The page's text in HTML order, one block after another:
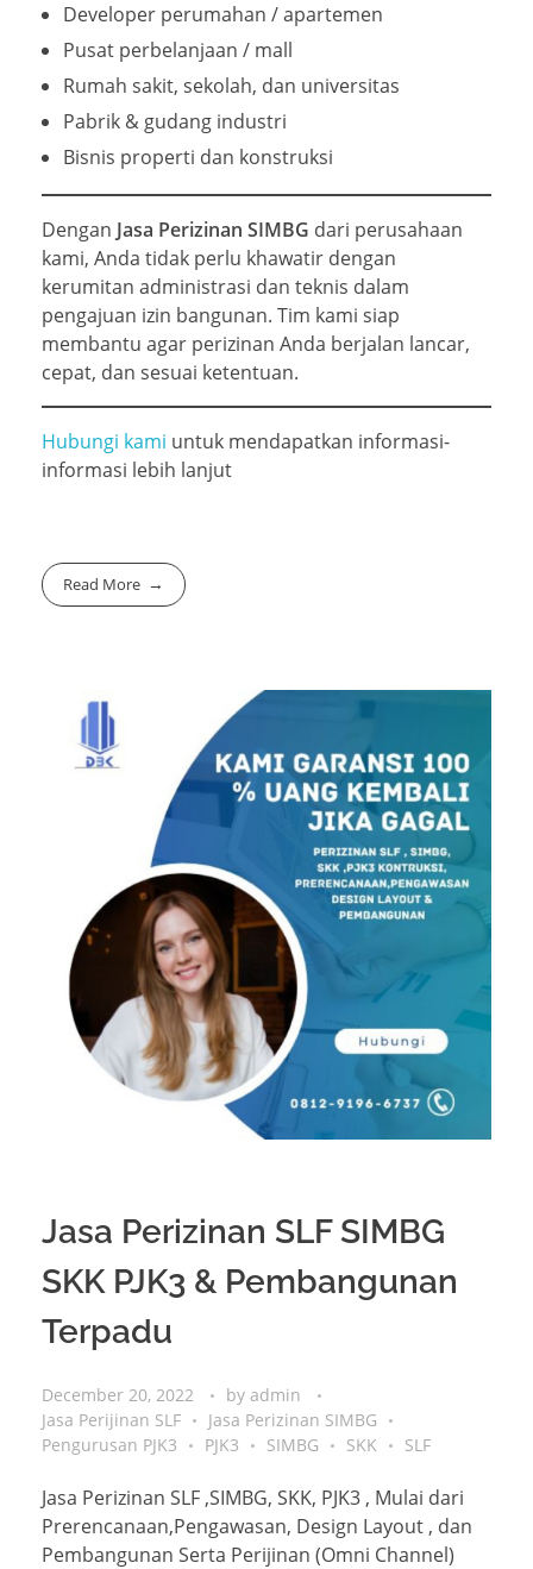
Developer perumahan / apartemen
Pusat perbelanjaan / mall
Rumah sakit, sekolah, dan universitas
Pabrik & gudang industri
Bisnis properti dan konstruksi
Dengan Jasa Perizinan SIMBG dari perusahaan
kami, Anda tidak perlu khawatir dengan
kerumitan administrasi dan teknis dalam
pengajuan izin bangunan. Tim kami siap
membantu agar perizinan Anda berjalan lancar,
cepat, dan sesuai ketentuan.
Hubungi kami untuk mendapatkan informasi-
informasi lebih lanjut
Read More
Jasa Perizinan SLF SIMBG
SKK PJK3 & Pembangunan
Terpadu
December 20, 2022 by admin
Jasa Perijinan SLF
Jasa Perizinan SIMBG
Pengurusan PJK3
PJK3 SIMBG SKK SLF
Jasa Perizinan SLF ,SIMBG, SKK, PJK3 , Mulai dari
Prerencanaan,Pengawasan, Design Layout , dan
Pembangunan Serta Perijinan (Omni Channel)